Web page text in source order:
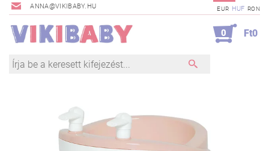
ANNA@VIKIBABY.HU EUR HUF RON
0 Ft0